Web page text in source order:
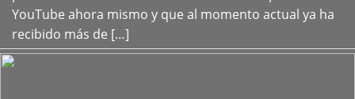
YouTube ahora mismo y que al momento actual ya ha
recibido más de […]